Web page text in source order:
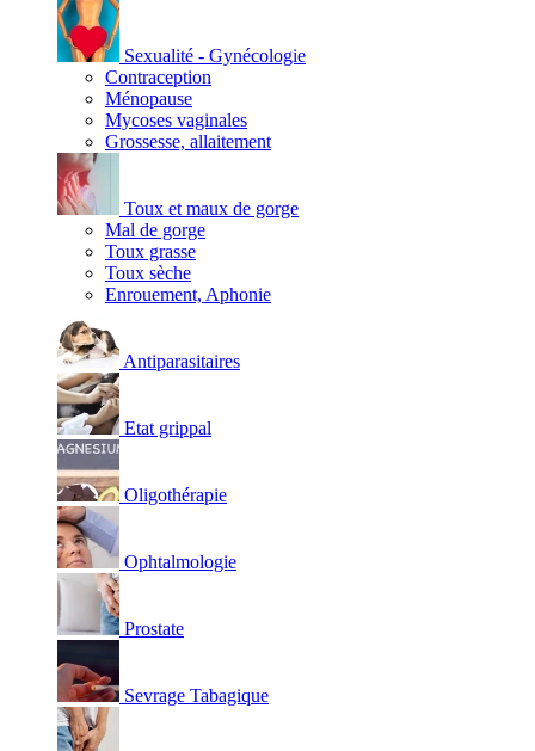
Sexualité - Gynécologie
Contraception
Ménopause
Mycoses vaginales
Grossesse, allaitement
Toux et maux de gorge
Mal de gorge
Toux grasse
Toux sèche
Enrouement, Aphonie
Antiparasitaires
Etat grippal
Oligothérapie
Ophtalmologie
Prostate
Sevrage Tabagique